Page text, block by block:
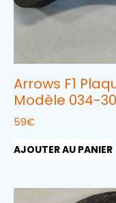
Arrows F1
Modèle 034-
59€
AJOUTER AU PANIER